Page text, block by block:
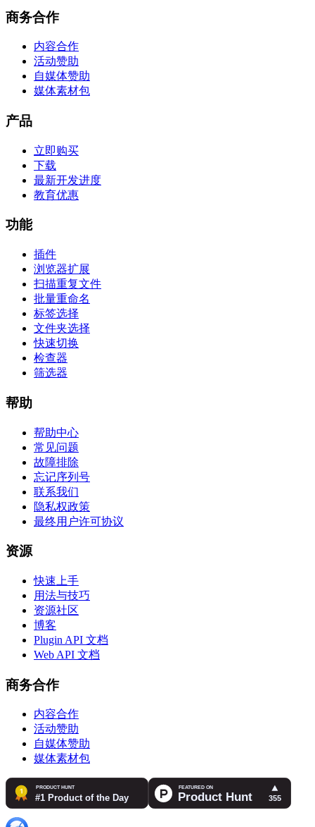
商务合作
内容合作
活动赞助
自媒体赞助
媒体素材包
产品
立即购买
下载
最新开发进度
教育优惠
功能
插件
浏览器扩展
扫描重复文件
批量重命名
标签选择
文件夹选择
快速切换
检查器
筛选器
帮助
帮助中心
常见问题
故障排除
忘记序列号
联系我们
隐私权政策
最终用户许可协议
资源
快速上手
用法与技巧
资源社区
博客
Plugin API 文档
Web API 文档
商务合作
内容合作
活动赞助
自媒体赞助
媒体素材包